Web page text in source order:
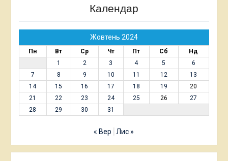
Календар
Жовтень 2024
Пн Вт Ср Чт Пт Сб
Нд
1
2 3 4 5
6
7
8 9 10 11 12
13
14
15 16 17 18 19
20
21
22 23 24 25 26
27
28
29 30 31
« Вер Лис »